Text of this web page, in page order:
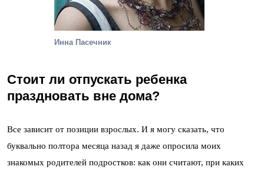
Инна Пасечник
Стоит ли отпускать ребенка
праздновать вне дома?
Все зависит от позиции взрослых. И я могу сказать, что
буквально полтора месяца назад я даже опросила моих
знакомых родителей подростков: как они считают, при каких